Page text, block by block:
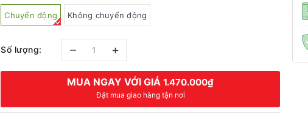
Chuyển động Không chuyển động
Số lượng: – +
MUA NGAY VỚI GIÁ1.470.000₫
Đặt mua giao hàng tận nơi